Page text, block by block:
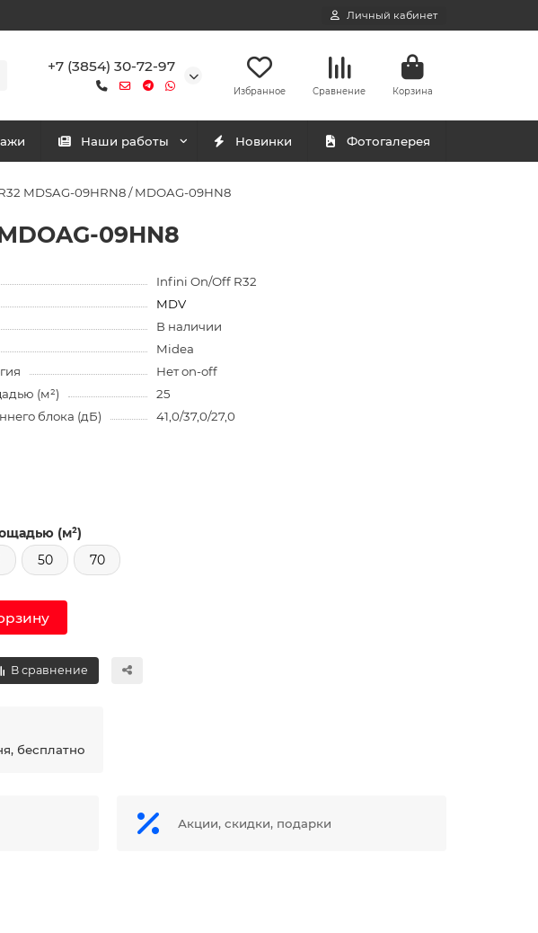
Личный кабинет
+7 (3854) 30-72-97
Избранное Сравнение Корзина
Наши работы Новинки Фотогалерея
MDSAG-09HRN8 / MDOAG-09HN8
09HN8
Infini On/Off R32
MDV
В наличии
Midea
Нет on-off
(м²)
25
блока (дБ)
41,0/37,0/27,0
(м²)
50 70
В сравнение
бесплатно
Акции, скидки, подарки